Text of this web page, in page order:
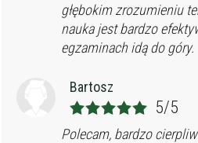
głębokim zrozumieniu
nauka jest bardzo
egzaminach idą do góry.
Bartosz
5/5
Polecam, bardzo